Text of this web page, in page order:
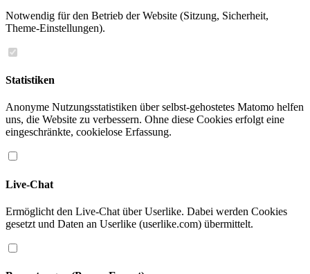
Notwendig für den Betrieb der Website (Sitzung, Sicherheit,
Theme-Einstellungen).
Statistiken
Anonyme Nutzungsstatistiken über selbst-gehostetes Matomo helfen
uns, die Website zu verbessern. Ohne diese Cookies erfolgt eine
eingeschränkte, cookielose Erfassung.
Live-Chat
Ermöglicht den Live-Chat über Userlike. Dabei werden Cookies
gesetzt und Daten an Userlike (userlike.com) übermittelt.